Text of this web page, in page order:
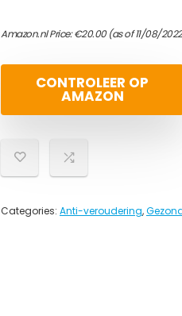
Amazon.nl Price:€20.00(as of 11/08/2022
CONTROLEER OP
AMAZON
Categories: Anti-veroudering,